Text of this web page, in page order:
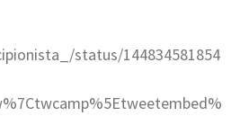
status/144834581854